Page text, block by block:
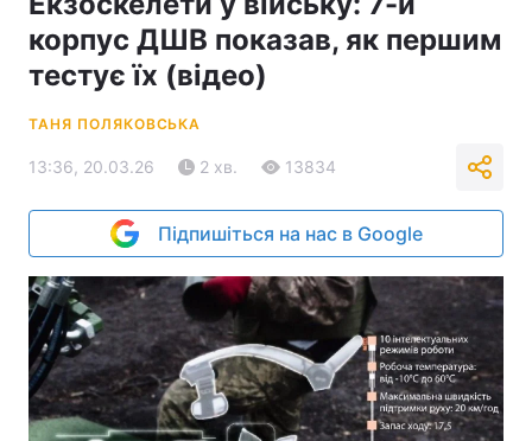
корпус ДШВ показав, як першим
тестує їх (відео)
ТАНЯ ПОЛЯКОВСЬКА
13:36, 20.03.26 2 хв. 13834
Підпишіться на нас в Google